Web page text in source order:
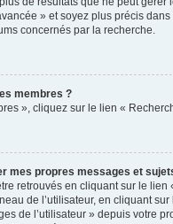
» et soyez plus précis
concernés par la recherche.
membres ?
», cliquez sur le lien «
mes propres messages et
retrouvés en cliquant sur le lien
de l’utilisateur, en cliquant sur
de l’utilisateur » depuis votre